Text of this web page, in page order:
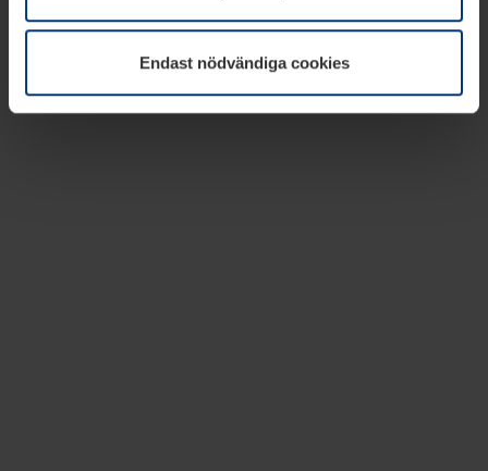
vår webbplats.
Endast nödvändiga cookies